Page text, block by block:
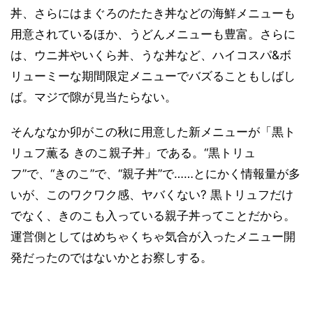
丼、さらにはまぐろのたたき丼などの海鮮メニューも
用意されているほか、うどんメニューも豊富。さらに
は、ウニ丼やいくら丼、うな丼など、ハイコスパ&ボ
リューミーな期間限定メニューでバズることもしばし
ば。マジで隙が見当たらない。
そんななか卯がこの秋に用意した新メニューが「黒ト
リュフ薫る きのこ親子丼」である。“黒トリュ
フ”で、“きのこ”で、“親子丼”で……とにかく情報量が多
いが、このワクワク感、ヤバくない? 黒トリュフだけ
でなく、きのこも入っている親子丼ってことだから。
運営側としてはめちゃくちゃ気合が入ったメニュー開
発だったのではないかとお察しする。